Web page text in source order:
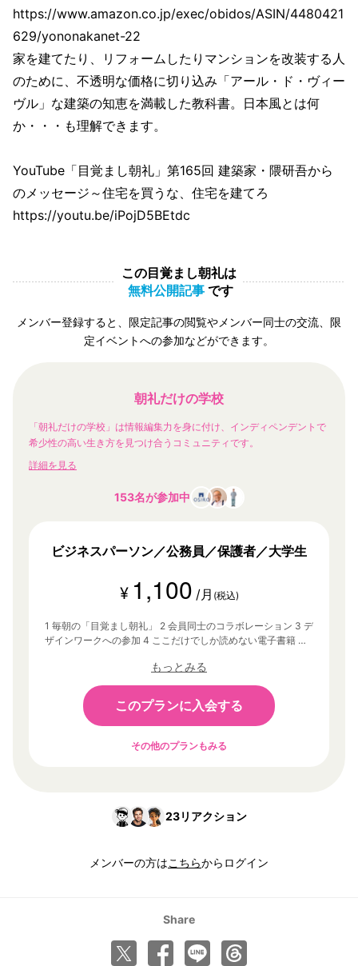
https://www.amazon.co.jp/exec/obidos/ASIN/4480421
629/yononakanet-22
家を建てたり、リフォームしたりマンションを改装する人
のために、不透明な価格に切り込み「アール・ド・ヴィー
ヴル」な建築の知恵を満載した教科書。日本風とは何
か・・・も理解できます。
YouTube「目覚まし朝礼」第165回 建築家・隈研吾から
のメッセージ～住宅を買うな、住宅を建てろ
https://youtu.be/iPojD5BEtdc
この目覚まし朝礼は
無料公開記事 です
メンバー登録すると、限定記事の閲覧やメンバー同士の交流、限
定イベントへの参加などができます。
朝礼だけの学校
「朝礼だけの学校」は情報編集力を身に付け、インディペンデントで
希少性の高い生き方を見つけ合うコミュニティです。
詳細を見る
153名が参加中
ビジネスパーソン／公務員／保護者／大学生
¥ 1,100 /月 (税込)
1 毎朝の「目覚まし朝礼」 2 会員同士のコラボレーション 3 デ
ザインワークへの参加 4 ここだけでしか読めない電子書籍 そ
もっとみる
このプランに入会する
その他のプランもみる
23リアクション
メンバーの方はこちらからログイン
Share